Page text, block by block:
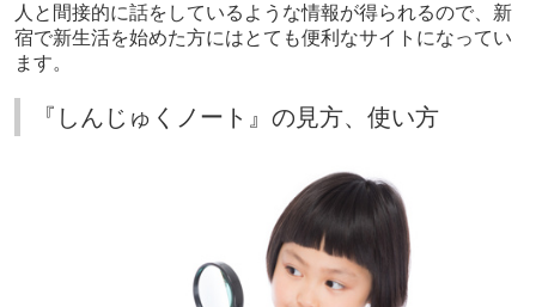
人と間接的に話をしているような情報が得られるので、新
宿で新生活を始めた方にはとても便利なサイトになってい
ます。
『しんじゅくノート』の見方、使い方